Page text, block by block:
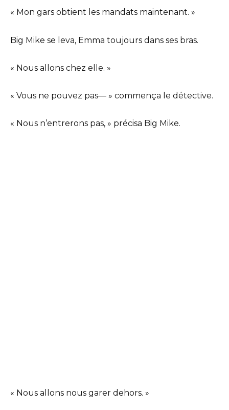
« Mon gars obtient les mandats maintenant. »
Big Mike se leva, Emma toujours dans ses bras.
« Nous allons chez elle. »
« Vous ne pouvez pas— » commença le détective.
« Nous n’entrerons pas, » précisa Big Mike.
« Nous allons nous garer dehors. »